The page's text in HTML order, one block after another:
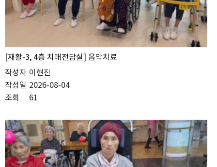
[재활-3, 4층 치매전담실] 음악치료
작성자 이현진
작성일 2026-08-04
조회
61